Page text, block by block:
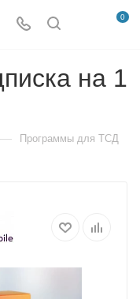
0
на 1
— Программы для ТСД